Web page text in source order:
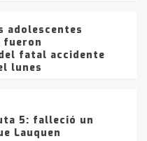
adolescentes
fueron
fatal accidente
lunes
5: falleció un
Lauquen